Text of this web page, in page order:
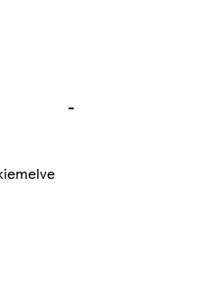
-